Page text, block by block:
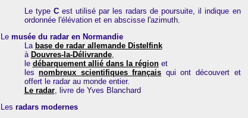
Le type Cest utilisé par les radars de poursuite, il indique en
ordonnée l'élévation et en abscisse l'azimuth.
Le musée du radar en Normandie
La base de radar allemande Distelfink
à Douvres-la-Délivrande,
le débarquement allié dans la régionet
lesnombreux scientifiques français qui ont découvert et
offert le radar au monde entier.
Le radar, livre de Yves Blanchard
Les radars modernes